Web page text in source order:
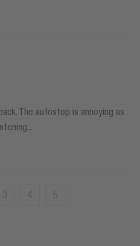
The autostop is annoying as
3 4 5